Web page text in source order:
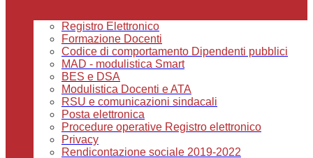
Registro Elettronico
Formazione Docenti
Codice di comportamento Dipendenti pubblici
MAD - modulistica Smart
BES e DSA
Modulistica Docenti e ATA
RSU e comunicazioni sindacali
Posta elettronica
Procedure operative Registro elettronico
Privacy
Rendicontazione sociale 2019-2022